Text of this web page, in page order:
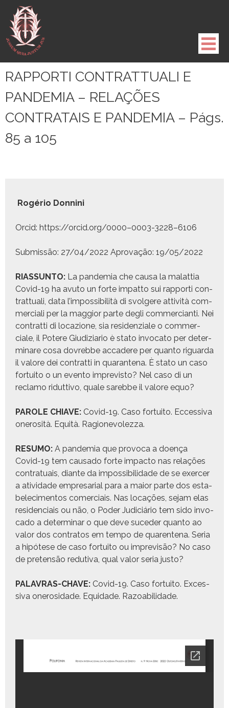
para
conteúdo
RAPPORTI CONTRATTUALI E
PANDEMIA – RELAÇÕES
CONTRATAIS E PANDEMIA – Págs.
85 a 105
Rogério Don­ni­ni
Orcid: https://orcid.org/0000–0003-3228–6106
Sub­mis­são: 27/04/2022 Aprovação: 19/05/2022
RIASSUNTO: La pan­demia che causa la malat­tia
Covid-19 ha avu­to un forte impat­to sui rap­por­ti con­
trat­tuali, data l’im­pos­si­bil­ità di svol­gere attiv­ità com­
mer­ciali per la mag­gior parte degli com­mer­cianti. Nei
con­trat­ti di locazione, sia res­i­den­ziale o com­mer­
ciale, il Potere Giudiziario è sta­to invo­ca­to per deter­
minare cosa dovrebbe accadere per quan­to riguar­da
il val­ore dei con­trat­ti in quar­an­te­na. È sta­to un caso
for­tu­ito o un even­to impre­vis­to? Nel caso di un
reclamo ridut­ti­vo, quale sarebbe il val­ore equo?
PAROLE CHIAVE: Covid-19. Caso for­tu­ito. Ecces­si­va
onerosità. Equi­tà. Ragionev­olez­za.
RESUMO: A pan­demia que provo­ca a doença
Covid-19 tem cau­sa­do forte impacto nas relações
con­trat­u­ais, diante da impos­si­bil­i­dade de se exercer
a ativi­dade empre­sar­i­al para a maior parte dos esta­
b­elec­i­men­tos com­er­ci­ais. Nas locações, sejam elas
res­i­den­ci­ais ou não, o Poder Judi­ciário tem sido invo­
ca­do a deter­mi­nar o que deve suced­er quan­to ao
val­or dos con­tratos em tem­po de quar­ente­na. Seria
a hipótese de caso for­tu­ito ou impre­visão? No caso
de pre­ten­são redu­ti­va, qual val­or seria jus­to?
PALAVRAS-CHAVE: Covid-19. Caso for­tu­ito. Exces­
si­va onerosi­dade. Equidade. Razoa­bil­i­dade.